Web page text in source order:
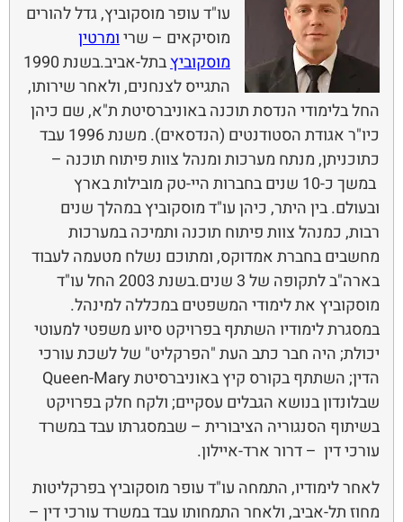
עו"ד עופר מוסקוביץ, גדל להורים
מוסיקאים – שריומרטין
מוסקוביץ
בתל-אביב.בשנת 1990
התגייס לצנחנים, ולאחר שירותו,
החל בלימודי הנדסת תוכנה באוניברסיטת ת"א, שם כיהן
כיו"ר אגודת הסטודנטים (הנדסאים). משנת 1996 עבד
כתוכניתן, מנתח מערכות ומנהל צוות פיתוח תוכנה –
במשך כ-10 שנים בחברות היי-טק מובילות בארץ
ובעולם. בין היתר, כיהן עו"ד מוסקוביץ במהלך שנים
רבות, כמנהל צוות פיתוח תוכנה ותמיכה במערכות
מחשבים בחברת אמדוקס, ומתוכם נשלח מטעמה לעבוד
בארה"ב לתקופה של 3 שנים.בשנת 2003 החל עו"ד
מוסקוביץ את לימודי המשפטים במכללה למינהל.
במסגרת לימודיו השתתף בפרויקט סיוע משפטי למעוטי
יכולת; היה חבר כתב העת "הפרקליט" של לשכת עורכי
הדין; השתתף בקורס קיץ באוניברסיטת Queen-Mary
שבלונדון בנושא הגבלים עסקיים; ולקח חלק בפרויקט
בשיתוף הסנגוריה הציבורית – שבמסגרתו עבד במשרד
עורכי דין – דרור ארד-איילון.
לאחר לימודיו, התמחה עו"ד עופר מוסקוביץ בפרקליטות
מחוז תל-אביב, ולאחר התמחותו עבד במשרד עורכי דין –